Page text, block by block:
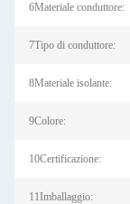
6Materiale conduttore:
7Tipo di conduttore:
8Materiale isolante:
9Colore:
10Certificazione:
11Imballaggio: